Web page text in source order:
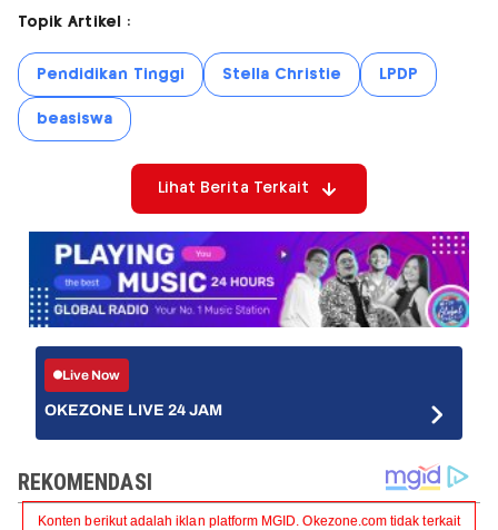
Topik Artikel :
Pendidikan Tinggi Stella Christie LPDP
beasiswa
Lihat Berita Terkait
Live Now
OKEZONE LIVE 24 JAM